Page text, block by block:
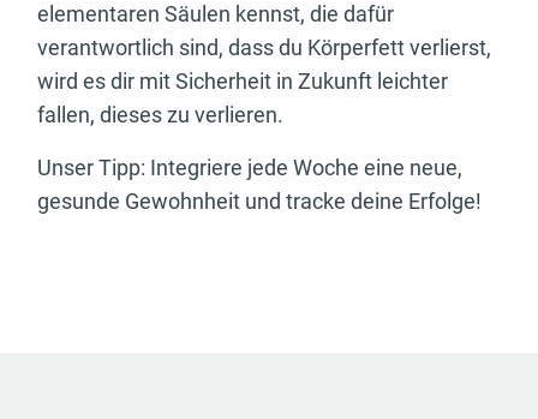
elementaren Säulen kennst, die dafür
verantwortlich sind, dass du Körperfett verlierst,
wird es dir mit Sicherheit in Zukunft leichter
fallen, dieses zu verlieren.
Unser Tipp: Integriere jede Woche eine neue,
gesunde Gewohnheit und tracke deine Erfolge!